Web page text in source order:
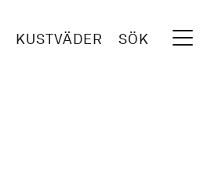
KUSTVÄDER SÖK